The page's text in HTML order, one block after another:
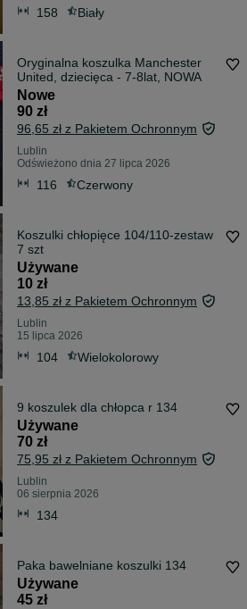
158 Biały
Oryginalna koszulka Manchester
United, dziecięca - 7-8lat, NOWA
Nowe
90 zł
96,65 zł z Pakietem Ochronnym
Lublin
Odświeżono dnia 27 lipca 2026
116 Czerwony
Koszulki chłopięce 104/110-zestaw
7 szt
Używane
10 zł
13,85 zł z Pakietem Ochronnym
Lublin
15 lipca 2026
104 Wielokolorowy
9 koszulek dla chłopca r 134
Używane
70 zł
75,95 zł z Pakietem Ochronnym
Lublin
06 sierpnia 2026
134
Paka bawelniane koszulki 134
Używane
45 zł